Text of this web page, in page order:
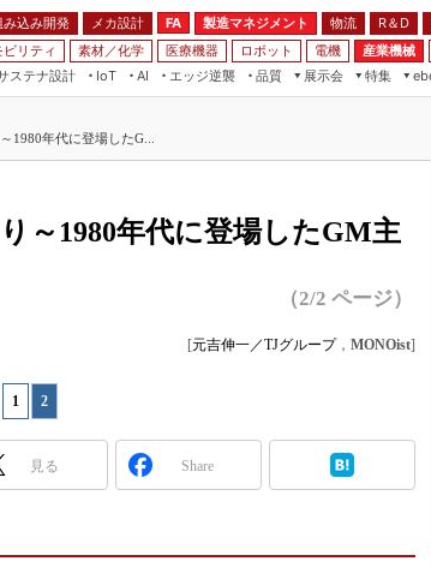
み込み開発 メカ設計 FA 製造マネジメント 物流 R＆D
ビリティ 素材／化学 医療機器 ロボット 電機 産業機械
ステナ設計
IoT
AI
エッジ逆襲 品質
展示会
JIMTOF
IIFES
日本ものづくりワールド
産業オープンネット展
特集
つながるクルマ
VR／AR
フィールドサービス
ISO26262
1980年代に登場したG...
～1980年代に登場したGM主
（2/2 ページ）
[元吉伸一／TJグループ， MONOist]
1 2
見る Share